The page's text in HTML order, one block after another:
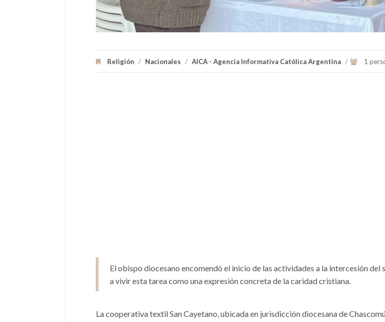
Religión / Nacionales / AICA - Agencia Informativa Católica Argentina / 1
El obispo diocesano encomendó el inicio de las actividades a la intercesión del
a vivir esta tarea como una expresión concreta de la caridad cristiana.
La cooperativa textil San Cayetano, ubicada en jurisdicción diocesana de